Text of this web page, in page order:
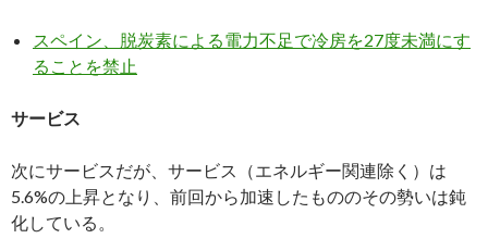
スペイン、脱炭素による電力不足で冷房を27度未満にす
ることを禁止
サービス
次にサービスだが、サービス（エネルギー関連除く）は
5.6%の上昇となり、前回から加速したもののその勢いは鈍
化している。